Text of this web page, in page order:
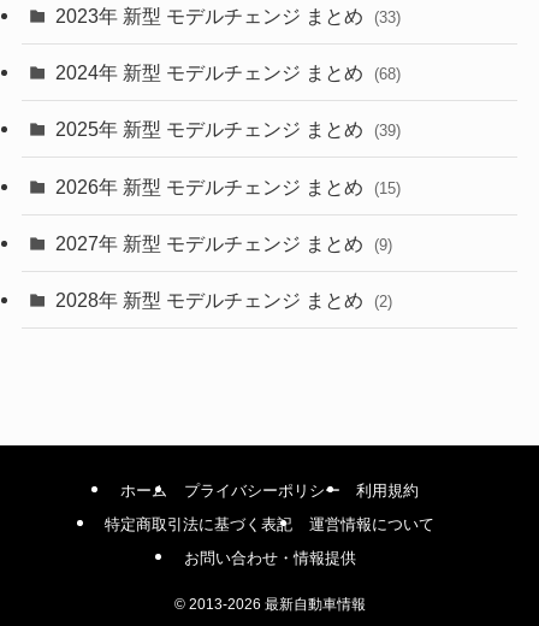
(22)
(4)
(9)
(4)
(1)
2023年 新型 モデルチェンジ まとめ (33)
2024年 新型 モデルチェンジ まとめ (68)
2025年 新型 モデルチェンジ まとめ (39)
2026年 新型 モデルチェンジ まとめ (15)
2027年 新型 モデルチェンジ まとめ (9)
2028年 新型 モデルチェンジ まとめ (2)
ホーム プライバシーポリシー
利用規約
特定商取引法に基づく表記
運営情報について
お問い合わせ・情報提供
©2013-2026 最新自動車情報